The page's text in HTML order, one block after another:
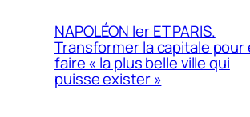
NAPOLÉON Ier ET PARIS.
Transformer la capitale pour
faire « la plus belle ville qui
puisse exister »